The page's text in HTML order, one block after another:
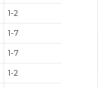
1-2
1-7
1-7
1-2